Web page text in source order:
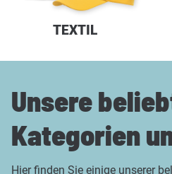
TEXTIL
Unsere
Kategorien
Hier finden Sie einige unserer